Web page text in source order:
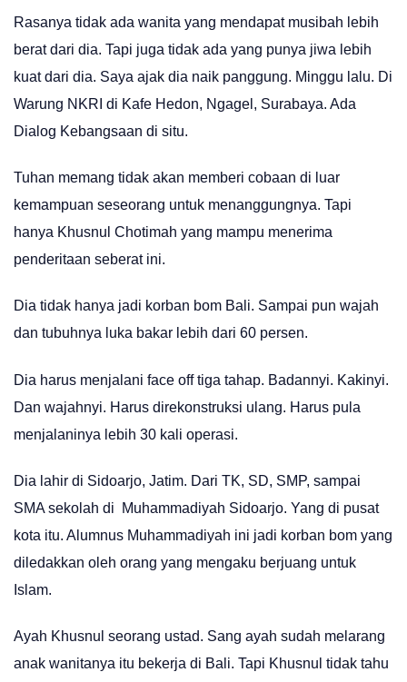
Rasanya tidak ada wanita yang mendapat musibah lebih
berat dari dia. Tapi juga tidak ada yang punya jiwa lebih
kuat dari dia. Saya ajak dia naik panggung. Minggu lalu. Di
Warung NKRI di Kafe Hedon, Ngagel, Surabaya. Ada
Dialog Kebangsaan di situ.
Tuhan memang tidak akan memberi cobaan di luar
kemampuan seseorang untuk menanggungnya. Tapi
hanya Khusnul Chotimah yang mampu menerima
penderitaan seberat ini.
Dia tidak hanya jadi korban bom Bali. Sampai pun wajah
dan tubuhnya luka bakar lebih dari 60 persen.
Dia harus menjalani face off tiga tahap. Badannyi. Kakinyi.
Dan wajahnyi. Harus direkonstruksi ulang. Harus pula
menjalaninya lebih 30 kali operasi.
Dia lahir di Sidoarjo, Jatim. Dari TK, SD, SMP, sampai
SMA sekolah di Muhammadiyah Sidoarjo. Yang di pusat
kota itu. Alumnus Muhammadiyah ini jadi korban bom yang
diledakkan oleh orang yang mengaku berjuang untuk
Islam.
Ayah Khusnul seorang ustad. Sang ayah sudah melarang
anak wanitanya itu bekerja di Bali. Tapi Khusnul tidak tahu